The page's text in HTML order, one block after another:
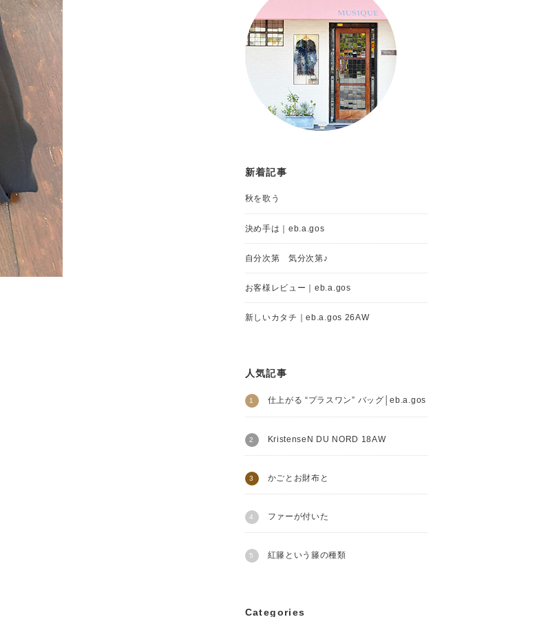
新着記事
秋を歌う
決め手は｜eb.a.gos
自分次第 気分次第♪
お客様レビュー｜eb.a.gos
新しいカタチ｜eb.a.gos 26AW
人気記事
仕上がる “プラスワン” バッグ│eb.a.gos
KristenseN DU NORD 18AW
かごとお財布と
ファーが付いた
紅籐という籐の種類
Categories